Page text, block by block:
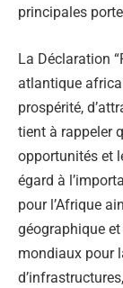
principales
La Déclaration
atlantique
prospérité,
tient à rappeler
opportunités et
égard à
pour l’Afrique
géographique
mondiaux pour